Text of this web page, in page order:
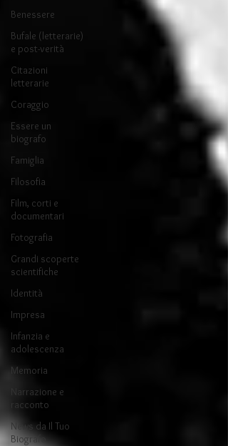
Benessere
Bufale (letterarie)
e post-verità
Citazioni
letterarie
Coraggio
Essere un
biografo
Famiglia
Filosofia
Film, corti e
documentari
Fotografia
Grandi scoperte
scientifiche
Identità
Impresa
Infanzia e
adolescenza
Memoria
Narrazione e
racconto
News da Il Tuo
Biografo